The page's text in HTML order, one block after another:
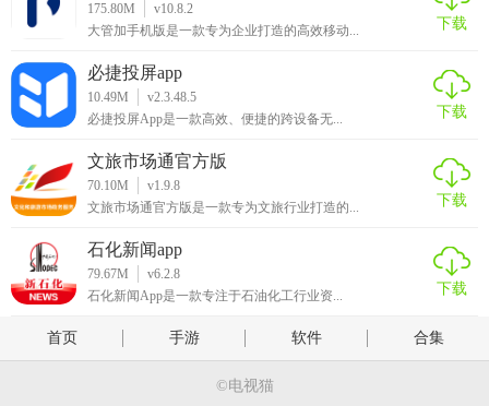
175.80M
v10.8.2
大管加手机版是一款专为企业打造的高效移动...
下载
必捷投屏app
10.49M
v2.3.48.5
必捷投屏App是一款高效、便捷的跨设备无...
下载
文旅市场通官方版
70.10M
v1.9.8
文旅市场通官方版是一款专为文旅行业打造的...
下载
石化新闻app
79.67M
v6.2.8
石化新闻App是一款专注于石油化工行业资...
下载
首页 手游 软件 合集
©电视猫